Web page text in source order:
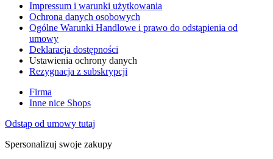
Impressum i warunki użytkowania
Ochrona danych osobowych
Ogólne Warunki Handlowe i prawo do odstąpienia od
umowy
Deklaracja dostępności
Ustawienia ochrony danych
Rezygnacja z subskrypcji
Firma
Inne nice Shops
Odstąp od umowy tutaj
Spersonalizuj swoje zakupy